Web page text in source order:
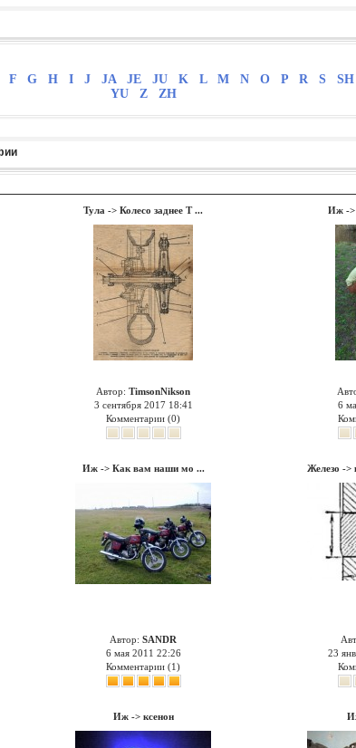
F G H I J JA JE JU K L M N O P R S SH
YU
Z ZH
Тула -> Колесо заднее Т ...
Автор: TimsonNikson
3 сентября 2017 18:41
Комментарии (0)
Иж->
6
Иж-> Как вам наши мо ...
Автор: SANDR
6 мая 2011 22:26
Комментарии (1)
Железо ->
23
Иж-> ксенон